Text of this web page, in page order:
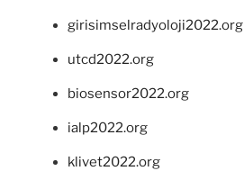
girisimselradyoloji2022.org
utcd2022.org
biosensor2022.org
ialp2022.org
klivet2022.org